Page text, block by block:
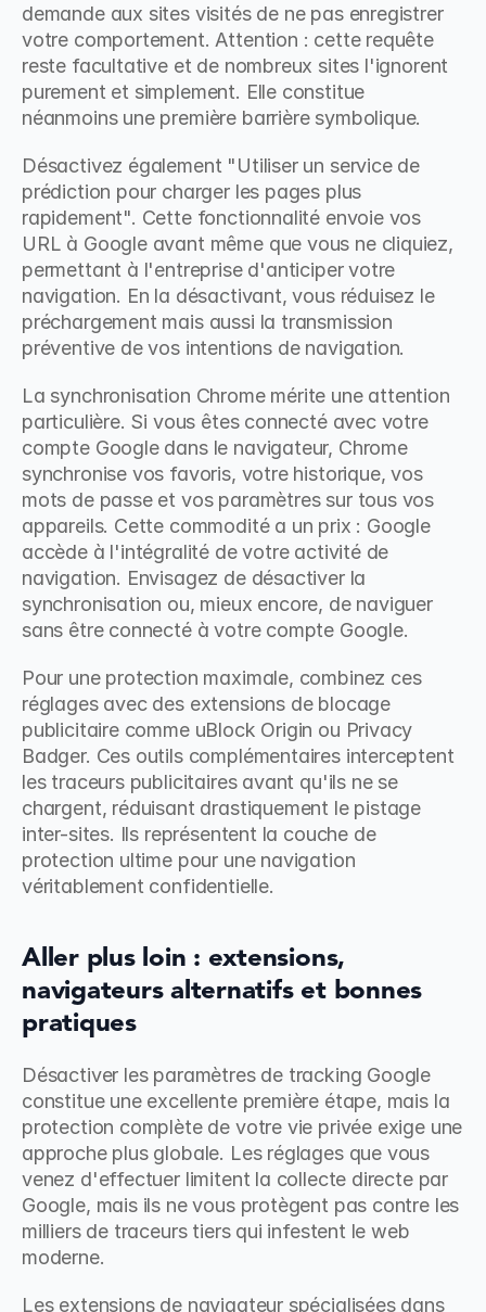
demande aux sites visités de ne pas enregistrer
votre comportement. Attention : cette requête
reste facultative et de nombreux sites l'ignorent
purement et simplement. Elle constitue
néanmoins une première barrière symbolique.
Désactivez également "Utiliser un service de
prédiction pour charger les pages plus
rapidement". Cette fonctionnalité envoie vos
URL à Google avant même que vous ne cliquiez,
permettant à l'entreprise d'anticiper votre
navigation. En la désactivant, vous réduisez le
préchargement mais aussi la transmission
préventive de vos intentions de navigation.
La synchronisation Chrome mérite une attention
particulière. Si vous êtes connecté avec votre
compte Google dans le navigateur, Chrome
synchronise vos favoris, votre historique, vos
mots de passe et vos paramètres sur tous vos
appareils. Cette commodité a un prix : Google
accède à l'intégralité de votre activité de
navigation. Envisagez de désactiver la
synchronisation ou, mieux encore, de naviguer
sans être connecté à votre compte Google.
Pour une protection maximale, combinez ces
réglages avec des extensions de blocage
publicitaire comme uBlock Origin ou Privacy
Badger. Ces outils complémentaires interceptent
les traceurs publicitaires avant qu'ils ne se
chargent, réduisant drastiquement le pistage
inter-sites. Ils représentent la couche de
protection ultime pour une navigation
véritablement confidentielle.
Aller plus loin : extensions,
navigateurs alternatifs et bonnes
pratiques
Désactiver les paramètres de tracking Google
constitue une excellente première étape, mais la
protection complète de votre vie privée exige une
approche plus globale. Les réglages que vous
venez d'effectuer limitent la collecte directe par
Google, mais ils ne vous protègent pas contre les
milliers de traceurs tiers qui infestent le web
moderne.
Les extensions de navigateur spécialisées dans